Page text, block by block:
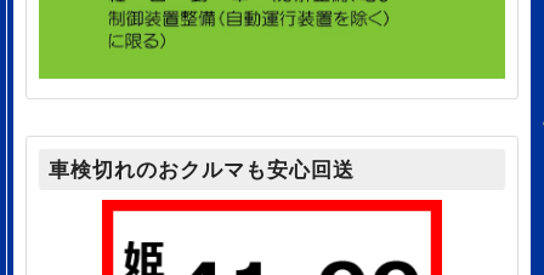
車検切れのおクルマも安心回送